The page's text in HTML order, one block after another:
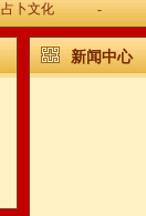
占卜文化 -
新闻中心